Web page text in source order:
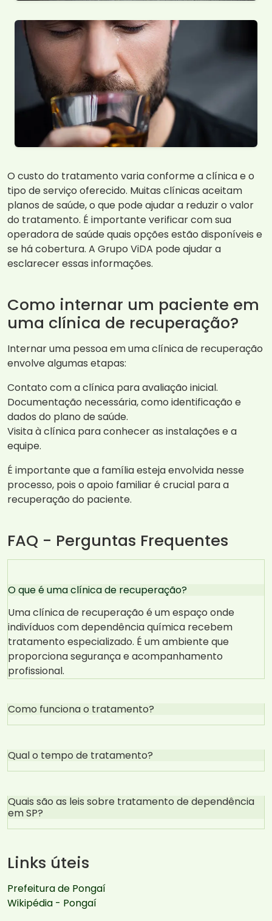
O custo do tratamento varia conforme a clínica e o
tipo de serviço oferecido. Muitas clínicas aceitam
planos de saúde, o que pode ajudar a reduzir o valor
do tratamento. É importante verificar com sua
operadora de saúde quais opções estão disponíveis e
se há cobertura. A Grupo ViDA pode ajudar a
esclarecer essas informações.
Como internar um paciente em
uma clínica de recuperação?
Internar uma pessoa em uma clínica de recuperação
envolve algumas etapas:
Contato com a clínica para avaliação inicial.
Documentação necessária, como identificação e
dados do plano de saúde.
Visita à clínica para conhecer as instalações e a
equipe.
É importante que a família esteja envolvida nesse
processo, pois o apoio familiar é crucial para a
recuperação do paciente.
FAQ - Perguntas Frequentes
O que é uma clínica de recuperação?
Uma clínica de recuperação é um espaço onde
indivíduos com dependência química recebem
tratamento especializado. É um ambiente que
proporciona segurança e acompanhamento
profissional.
Como funciona o tratamento?
Qual o tempo de tratamento?
Quais são as leis sobre tratamento de dependência
em SP?
Links úteis
Prefeitura de Pongaí
Wikipédia - Pongaí